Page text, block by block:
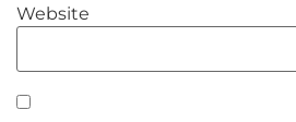
Website